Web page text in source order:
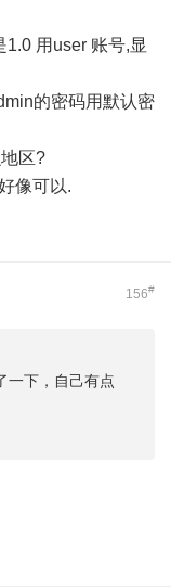
用user 账号,显
的密码用默认密
区?
像可以.
156#
一下，自己有点